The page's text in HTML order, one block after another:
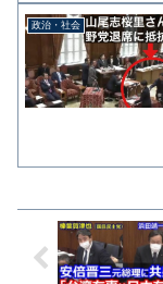
政治・社会